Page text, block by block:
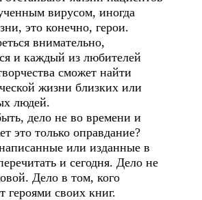
вирусом, иногда
это конечно, герои.
внимательно,
и каждый из любителей
сможет найти
жизни близких или
людей.
дело не во времени и
это только оправдание?
или изданные в
и сегодня. Дело не
Дело в том, кого
героями своих книг.